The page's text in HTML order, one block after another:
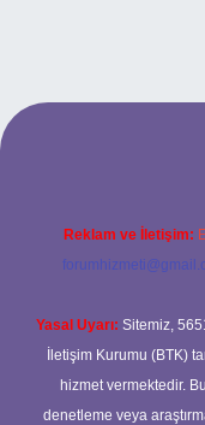
yeni giriş
Reklam ve İletişim:
Yasal Uyarı: Sitemiz,
İletişim Kurumu (BTK)
hizmet vermektedir.
denetleme veya